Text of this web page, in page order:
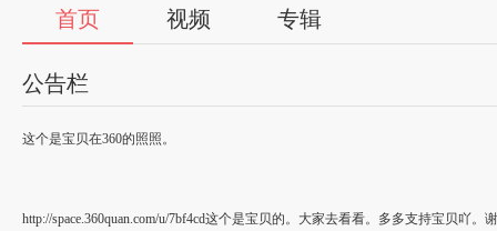
首页 视频 专辑
公告栏
这个是宝贝在360的照照。
http://space.360quan.com/u/7bf4cd这个是宝贝的。大家去看看。多多支持宝贝吖。